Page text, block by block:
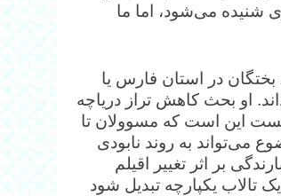
شنیده می‌شود، اما ما
در استان فارس یا
او بحث کاهش تراز دریاچه
این است که مسوولان تا
می‌تواند به روند نابودی
بر اثر تغییر اقیلم
آینده تالاب به جای یک تالاب یکپارچه تبدیل شود